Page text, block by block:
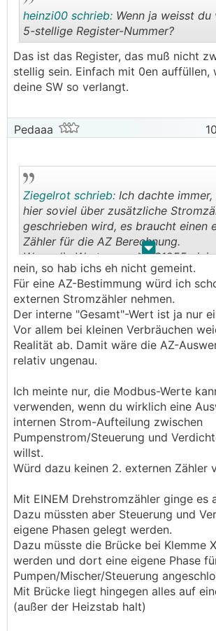
..
heinzi00 schrieb: Wenn ja weisst
5-stellige Register-Nummer?
Das ist das Register, das muß nicht
stellig sein. Einfach mit 0en auffüllen,
deine SW so verlangt.
Pedaaa
. .
Ziegelrot schrieb: Ich dachte immer,
hier soviel über zusätzliche
geschrieben wird, es braucht einen
Zähler für die AZ Berechnung.
Wenn die Werte von der S1255
stimmen, wäre das für uns
Danke für den Hinweis.
nein, so hab ichs eh nicht gemeint.
Für eine AZ-Bestimmung würd ich
externen Stromzähler nehmen.
Der interne "Gesamt"-Wert ist ja nur
Vor allem bei kleinen Verbräuchen
Realität ab. Damit wäre die AZ-
relativ ungenau.
Ich meinte nur, die Modbus-Werte
verwenden, wenn du wirklich eine
internen Strom-Aufteilung zwischen
Pumpenstrom/Steuerung und
willst.
Würd dazu keinen 2. externen Zähler
Mit EINEM Drehstromzähler ginge es
Dazu müssten aber Steuerung und
eigene Phasen gelegt werden.
Dazu müsste die Brücke bei Klemme
werden und dort eine eigene Phase
Pumpen/Mischer/Steuerung
Mit Brücke liegt hingegen alles auf
(außer der Heizstab halt)